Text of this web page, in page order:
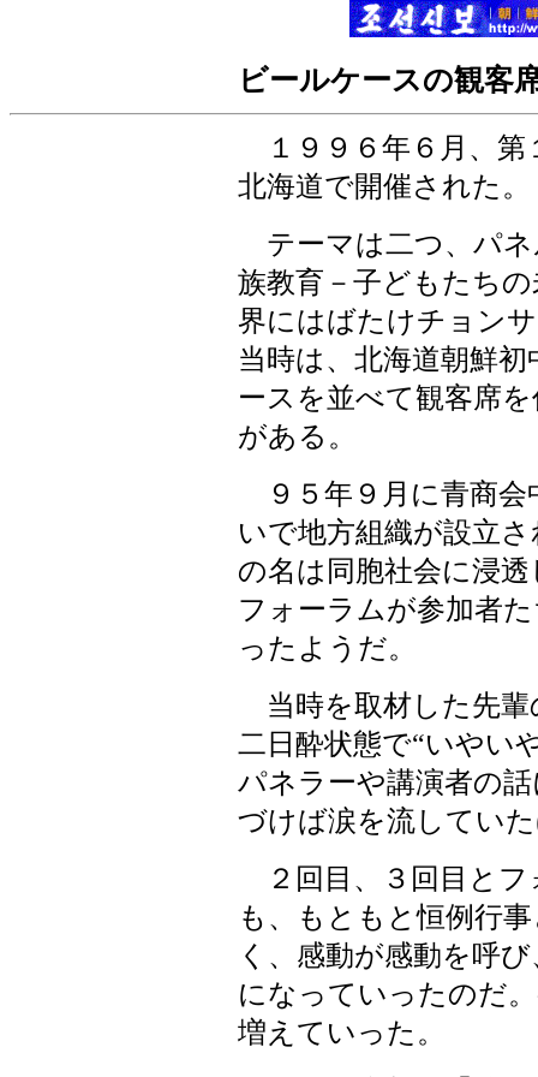
ビールケースの観客
１９９６年６月、第
北海道で開催された。
テーマは二つ、パ
族教育－子どもたち
界にはばたけチョン
当時は、北海道朝鮮
ースを並べて観客席
がある。
９５年９月に青商会
いで地方組織が設立
の名は同胞社会に浸
フォーラムが参加者
ったようだ。
当時を取材した先輩
二日酔状態で“いやい
パネラーや講演者の
づけば涙を流してい
２回目、３回目とフ
も、もともと恒例行
く、感動が感動を呼
になっていったのだ
増えていった。